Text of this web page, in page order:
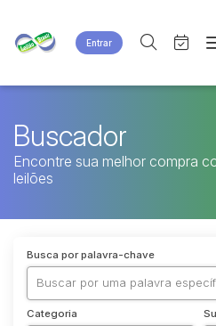
Entrar
Criar conta Entrar
Site
Quem Somos
Contato
Home
Quem Somos
Eventos
Buscador
Encontre sua melhor compra
leilões
Busca por palavra-chave
Categoria